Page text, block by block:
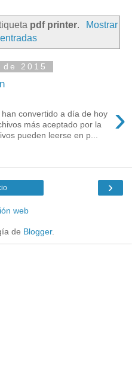
pdf printer.
Mostrar
2015
›
convertido a día de hoy
más aceptado por la
pueden leerse en p...
›
web
de Blogger.